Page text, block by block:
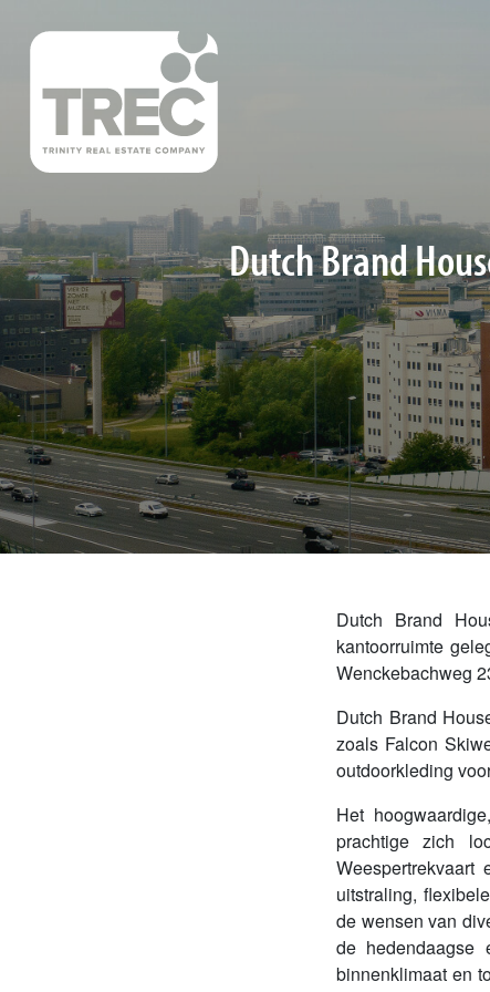
Dutch Brand
Dutch Brand
kantoorruimte
Wenckebachweg
Dutch Brand
zoals Falcon
outdoorkleding
Het
prachtige zich
uitstraling,
de wensen van
de hedendaagse
binnenklimaat en